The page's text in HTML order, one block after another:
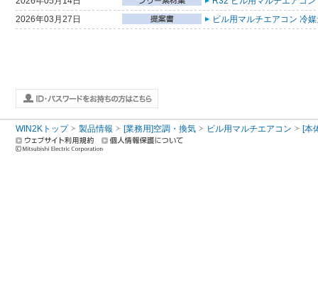
2026年03月27日
ビル用マルチエアコン 冷
WIN2Kトップ 製品情報 [業務用]空調・換気 ビル用マルチエアコン [本